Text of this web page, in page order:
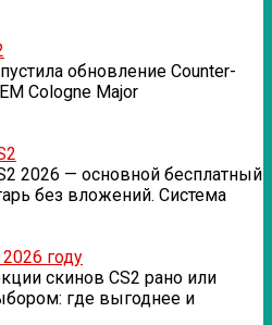
обновление Counter-
Cologne Major
2026 — основной бесплатный
без вложений. Система
году
скинов CS2 рано или
где выгоднее и